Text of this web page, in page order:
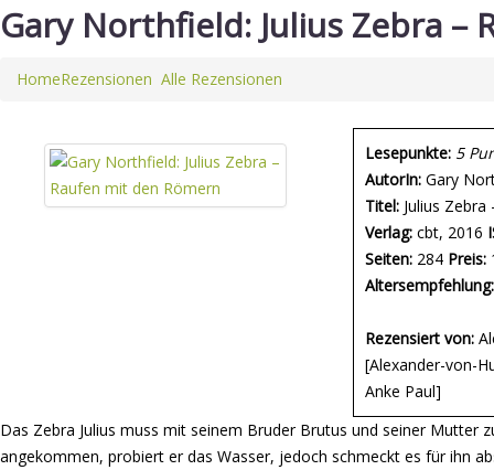
Gary Northfield: Julius Zebra –
HomeRezensionen Alle Rezensionen
Lesepunkte: 5
AutorIn: Gary
Titel: Julius
Verlag: cbt, 2016
Seiten: 284 Preis:
Altersempfehlung:
Rezensiert von:
[Alexander-von-
Anke Paul]
Das Zebra Julius muss mit seinem Bruder Brutus und seiner Mutter
angekommen, probiert er das Wasser, jedoch schmeckt es für ihn